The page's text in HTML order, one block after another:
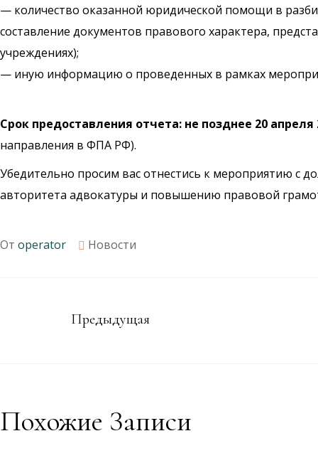
— количество оказанной юридической помощи в
составление документов правового характера,
учреждениях);
— иную информацию о проведенных в рамках
Срок предоставления отчета: не позднее 20 апреля
направления в ФПА РФ).
Убедительно просим вас отнестись к мероприятию с
авторитета адвокатуры и повышению правовой
От operator Новости
Предыдущая
Похожие Записи